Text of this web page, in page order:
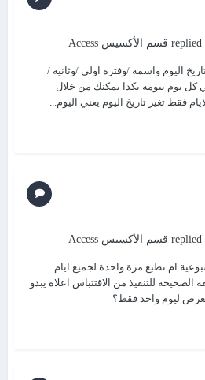
قسم الأكسيس Access
اليوم واسمه /وفترة اولى /وثانية /
يوم بيومه بكذا يمكنك من خلال
فقط تغير تاريخ اليوم يعني اليوم...
قسم الأكسيس Access
ام تطبع مرة واحدة لجميع ايام
الصحيحة للتنفيذ من الاقتتباس اعلاه يبدو
ليوم واحد فقط؟